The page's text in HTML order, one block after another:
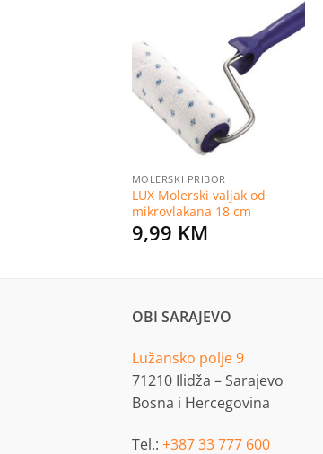
Dodaj
na
MOLERSKI PRIBOR
LUX Molerski valjak od
mikrovlakana 18 cm
9,99 KM
OBI SARAJEVO
Lužansko polje 9
71210 Ilidža – Sarajevo
Bosna i Hercegovina
Tel.: +387 33 777 600